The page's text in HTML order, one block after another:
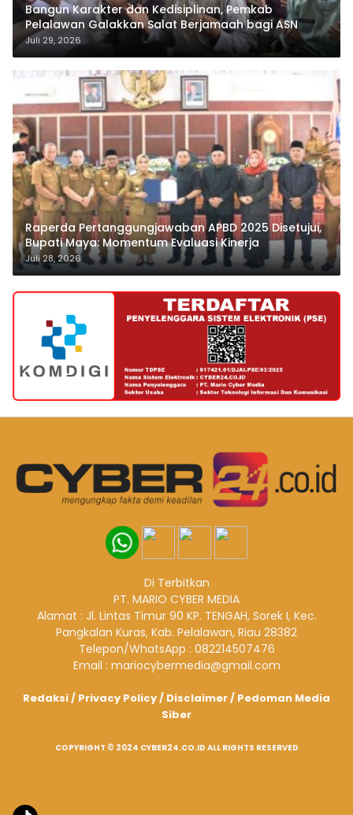
Bangun Karakter dan Kedisiplinan, Pemkab
Pelalawan Galakkan Salat Berjamaah bagi ASN
Juli 29, 2026
Raperda Pertanggungjawaban APBD 2025 Disetujui,
Bupati Maya: Momentum Evaluasi Kinerja
Juli 28, 2026
Di Terbitkan
PT. MARIO CYBER MEDIA
Alamat : Jl. Lintas Timur 90 KP. TENGAH, Sorek I, Kec.
Pangkalan Kuras, Kab. Pelalawan, Riau 28382
Telepon/WhatsApp : 082214507476
Email : mariocybermedia@gmail.com
Redaksi/ Privacy Policy/ Disclaimer/ Pedoman Media
Siber
COPYRIGHT © 2024 CYBER24.CO.ID ALL RIGHTS RESERVED